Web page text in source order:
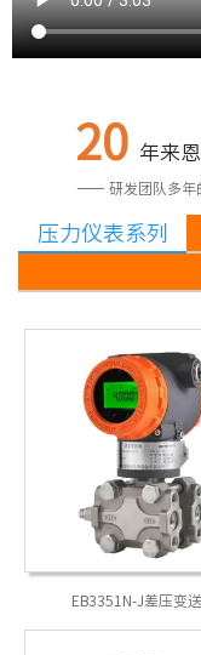
20 年来
—— 研发团队多年
压力仪表系列
EB3351N-J差压变
PT100热电阻温度传
YC音叉式物/液位
EBLD电磁流量计